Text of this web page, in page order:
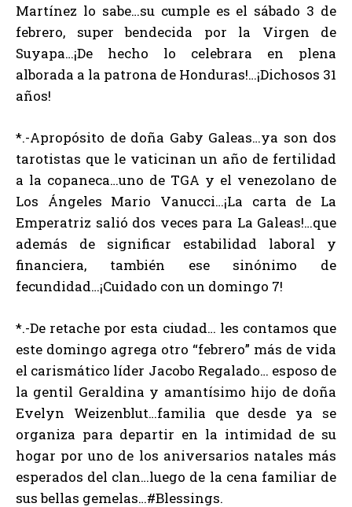
Martínez lo sabe…su cumple es el sábado 3 de
febrero, super bendecida por la Virgen de
Suyapa…¡De hecho lo celebrara en plena
alborada a la patrona de Honduras!…¡Dichosos 31
años!
*.-Apropósito de doña Gaby Galeas…ya son dos
tarotistas que le vaticinan un año de fertilidad
a la copaneca…uno de TGA y el venezolano de
Los Ángeles Mario Vanucci…¡La carta de La
Emperatriz salió dos veces para La Galeas!…que
además de significar estabilidad laboral y
financiera, también ese sinónimo de
fecundidad…¡Cuidado con un domingo 7!
*.-De retache por esta ciudad… les contamos que
este domingo agrega otro “febrero” más de vida
el carismático líder Jacobo Regalado… esposo de
la gentil Geraldina y amantísimo hijo de doña
Evelyn Weizenblut…familia que desde ya se
organiza para departir en la intimidad de su
hogar por uno de los aniversarios natales más
esperados del clan…luego de la cena familiar de
sus bellas gemelas…#Blessings.